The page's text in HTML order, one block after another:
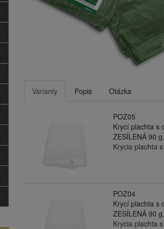
Varianty Popis Otázka
POZ05
Krycí plachta s
ZESÍLENÁ 90
Krycia plachta
POZ04
Krycí plachta s
ZESÍLENÁ 90
Krycia plachta